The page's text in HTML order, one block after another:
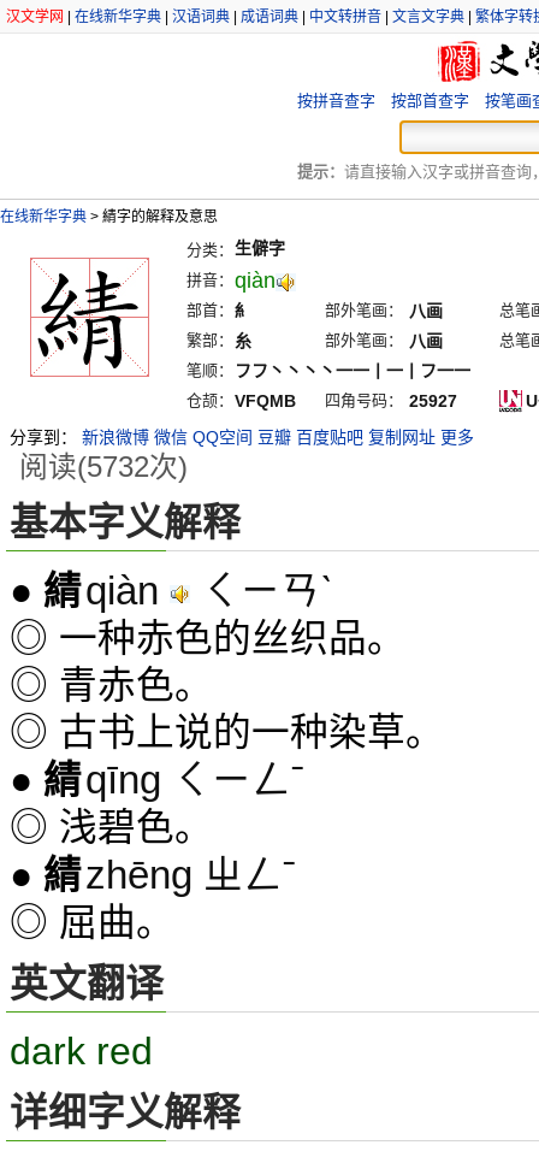
汉文学网 在线新华字典 汉语词典 成语词典 中文转拼音 文言文字典 繁体字转
按拼音查字 按部首查字 按笔画
提示： 请直接输入汉字或拼音查询
在线新华字典 > 綪字的解释及意思
分类： 生僻字
拼音： qiàn
部首： 糹 部外笔画： 八画
总笔
繁部：
糸 部外笔画： 八画
总笔
笔顺：
フフ丶丶丶丶一一丨一丨フ一一
仓颉： VFQMB 四角号码： 25927
分享到：
新浪微博 微信 QQ空间 豆瓣 百度贴吧 复制网址 更多
阅读(5732次)
基本字义解释
● 綪qiàn ㄑㄧㄢˋ
◎ 一种赤色的丝织品。
◎ 青赤色。
◎ 古书上说的一种染草。
● 綪qīng ㄑㄧㄥˉ
◎ 浅碧色。
● 綪zhēng ㄓㄥˉ
◎ 屈曲。
英文翻译
dark red
详细字义解释